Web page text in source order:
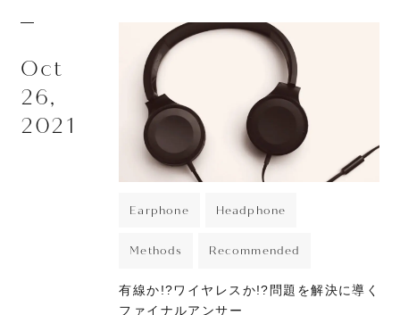
Oct
26,
2021
Earphone Headphone
Methods Recommended
有線か!?ワイヤレスか!?問題を解決に導く
ファイナルアンサー